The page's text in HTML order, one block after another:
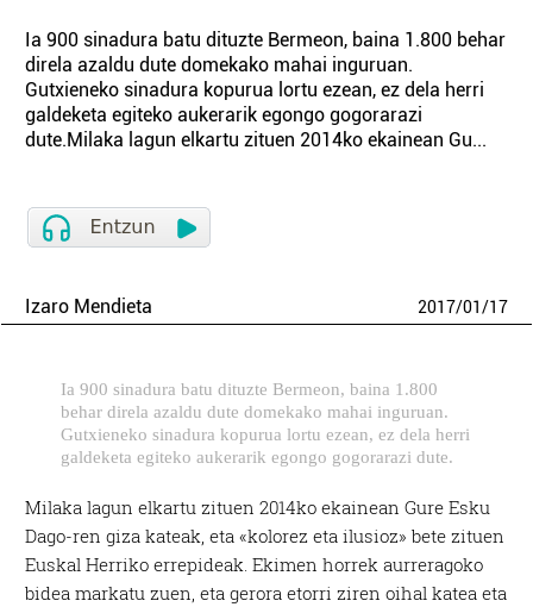
Ia 900 sinadura batu dituzte Bermeon, baina 1.800 behar
direla azaldu dute domekako mahai inguruan.
Gutxieneko sinadura kopurua lortu ezean, ez dela herri
galdeketa egiteko aukerarik egongo gogorarazi
dute.Milaka lagun elkartu zituen 2014ko ekainean Gu...
Izaro Mendieta 2017/01/17
Ia 900 sinadura batu dituzte Bermeon, baina 1.800
behar direla azaldu dute domekako mahai inguruan.
Gutxieneko sinadura kopurua lortu ezean, ez dela herri
galdeketa egiteko aukerarik egongo gogorarazi dute.
Milaka lagun elkartu zituen 2014ko ekainean Gure Esku
Dago-ren giza kateak, eta «kolorez eta ilusioz» bete zituen
Euskal Herriko errepideak. Ekimen horrek aurreragoko
bidea markatu zuen, eta gerora etorri ziren oihal katea eta